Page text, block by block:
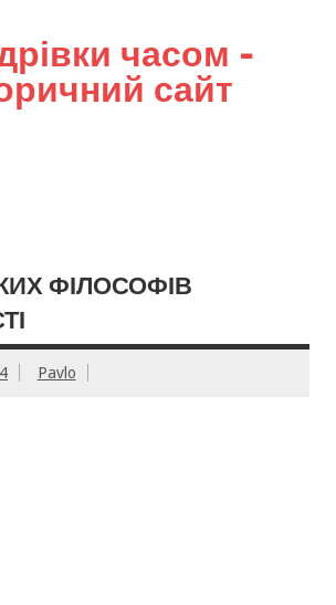
часом –
сайт
ФІЛОСОФІВ
Pavlo